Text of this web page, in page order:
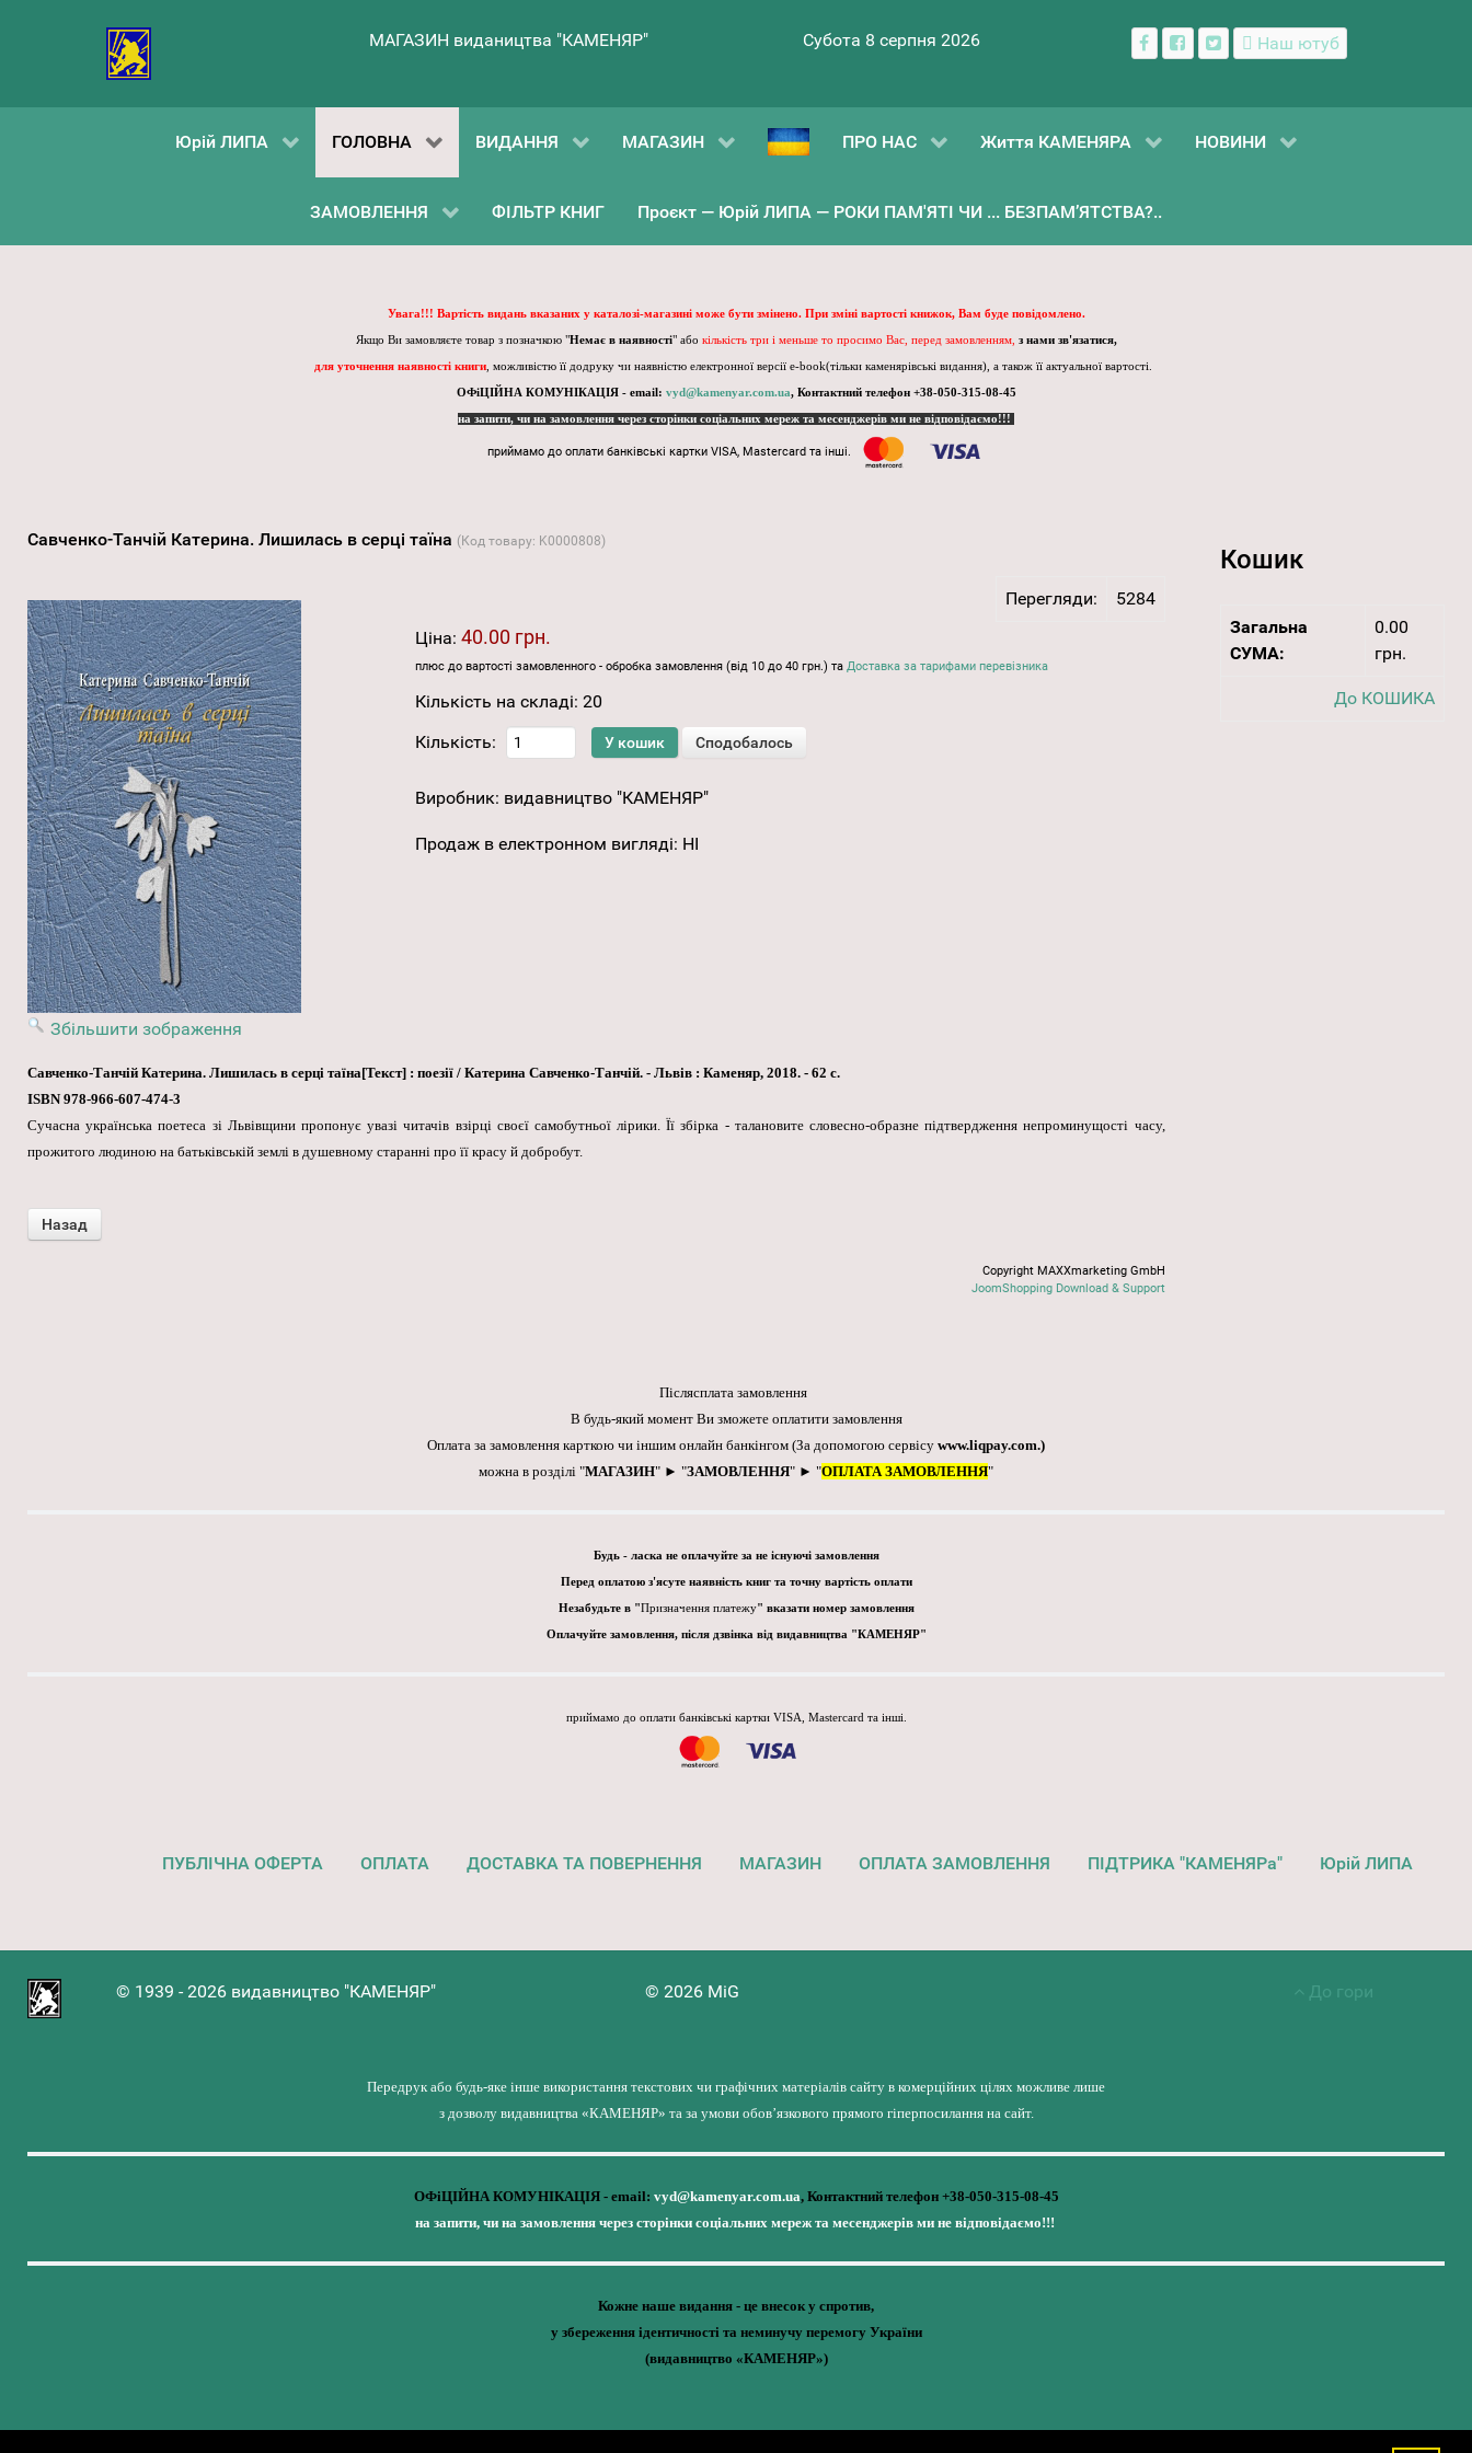
МАГАЗИН видаництва "КАМЕНЯР" Субота 8 серпня 2026 Наш ютуб
Юрій ЛИПА ГОЛОВНА ВИДАННЯ МАГАЗИН ПРО НАС Життя КАМЕНЯРА НОВИНИ
ЗАМОВЛЕННЯ ФІЛЬТР КНИГ Проєкт — Юрій ЛИПА — РОКИ ПАМ'ЯТІ ЧИ ... БЕЗПАМ’ЯТСТВА?..
Увага!!! Вартість видань вказаних у каталозі-магазині може бути змінено. При зміні вартості книжок, Вам буде повідомлено.
Якщо Ви замовляєте товар з позначкою "Немає в наявності" або кількість три і меньше то просимо Вас, перед замовленням, з нами зв'язатися,
для уточнення наявності книги, можливістю її додруку чи наявністю електронної версії e-book(тільки каменярівські видання), а також її актуальної вартості.
ОФіЦІЙНА КОМУНІКАЦІЯ - email: vyd@kamenyar.com.ua, Контактний телефон +38-050-315-08-45
на запити, чи на замовлення через сторінки соціальних мереж та месенджерів ми не відповідаємо!!!
приймамо до оплати банківські картки VISA, Mastercard та інші.
Савченко-Танчій Катерина. Лишилась в серці таїна (Код товару: K0000808)
Перегляди: 5284
Збільшити зображення
Ціна: 40.00 грн.
плюс до вартості замовленного - обробка замовлення (від 10 до 40 грн.) та Доставка за тарифами перевізника
Кількість на складі: 20
Кількість:
Виробник: видавництво "КАМЕНЯР"
Продаж в електронном вигляді: НІ
Савченко-Танчій Катерина. Лишилась в серці таїна[Текст] : поезії / Катерина Савченко-Танчій. - Львів : Каменяр, 2018. - 62 с.
ISBN 978-966-607-474-3
Сучасна українська поетеса зі Львівщини пропонує увазі читачів взірці своєї самобутньої лірики. Її збірка - талановите словесно-образне підтвердження непроминущості часу,
прожитого людиною на батьківській землі в душевному старанні про її красу й добробут.
Copyright MAXXmarketing GmbH
JoomShopping Download & Support
Кошик
Загальна
СУМА:
0.00
грн.
До КОШИКА
Післясплата замовлення
В будь-який момент Ви зможете оплатити замовлення
Оплата за замовлення карткою чи іншим онлайн банкінгом (За допомогою сервісу www.liqpay.com.)
можна в розділі "МАГАЗИН" ► "ЗАМОВЛЕННЯ" ► "ОПЛАТА ЗАМОВЛЕННЯ"
Будь - ласка не оплачуйте за не існуючі замовлення
Перед оплатою з'ясуте наявність книг та точну вартість оплати
Незабудьте в "Призначення платежу" вказати номер замовлення
Оплачуйте замовлення, після дзвінка від видавництва "КАМЕНЯР"
приймамо до оплати банківські картки VISA, Mastercard та інші.
ПУБЛІЧНА ОФЕРТА ОПЛАТА ДОСТАВКА ТА ПОВЕРНЕННЯ МАГАЗИН ОПЛАТА ЗАМОВЛЕННЯ ПІДТРИКА "КАМЕНЯРа" Юрій ЛИПА
© 1939 - 2026 видавництво "КАМЕНЯР" © 2026 MiG До гори
Передрук або будь-яке інше використання текстових чи графічних матеріалів сайту в комерційних цілях можливе лише
з дозволу видавництва «КАМЕНЯР» та за умови обов’язкового прямого гіперпосилання на сайт.
ОФіЦІЙНА КОМУНІКАЦІЯ - email: vyd@kamenyar.com.ua, Контактний телефон +38-050-315-08-45
на запити, чи на замовлення через сторінки соціальних мереж та месенджерів ми не відповідаємо!!!
Кожне наше видання - це внесок у спротив,
у збереження ідентичності та неминучу перемогу України
(видавництво «КАМЕНЯР»)